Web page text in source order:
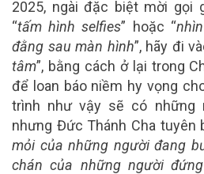
2025, ngài đặc biệt mời gọi
“tấm hình selfies” hoặc “
đằng sau màn hình”, hãy đi
tâm”, bằng cách ở lại trong
để loan báo niềm hy vọng
trình như vậy sẽ có những
nhưng Đức Thánh Cha tuyên
mỏi của những người đang
chán của những người